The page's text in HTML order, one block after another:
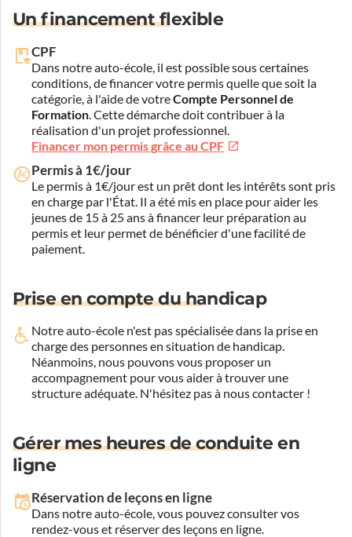
Un financement flexible
CPF
Dans notre auto-école, il est possible sous certaines
conditions, de financer votre permis quelle que soit la
catégorie, à l'aide de votreCompte Personnel de
Formation. Cette démarche doit contribuer à la
réalisation d'un projet professionnel.
Financer mon permis grâce au CPF
Permis à 1€/jour
Le permis à 1€/jour est un prêt dont les intérêts sont pris
en charge par l'État. Il a été mis en place pour aider les
jeunes de 15 à 25 ans à financer leur préparation au
permis et leur permet de bénéficier d'une facilité de
paiement.
Prise en compte du handicap
Notre auto-école n'est pas spécialisée dans la prise en
charge des personnes en situation de handicap.
Néanmoins, nous pouvons vous proposer un
accompagnement pour vous aider à trouver une
structure adéquate. N'hésitez pas à nous contacter !
Gérer mes heures de conduite en
ligne
Réservation de leçons en ligne
Dans notre auto-école, vous pouvez consulter vos
rendez-vous et réserver des leçons en ligne.